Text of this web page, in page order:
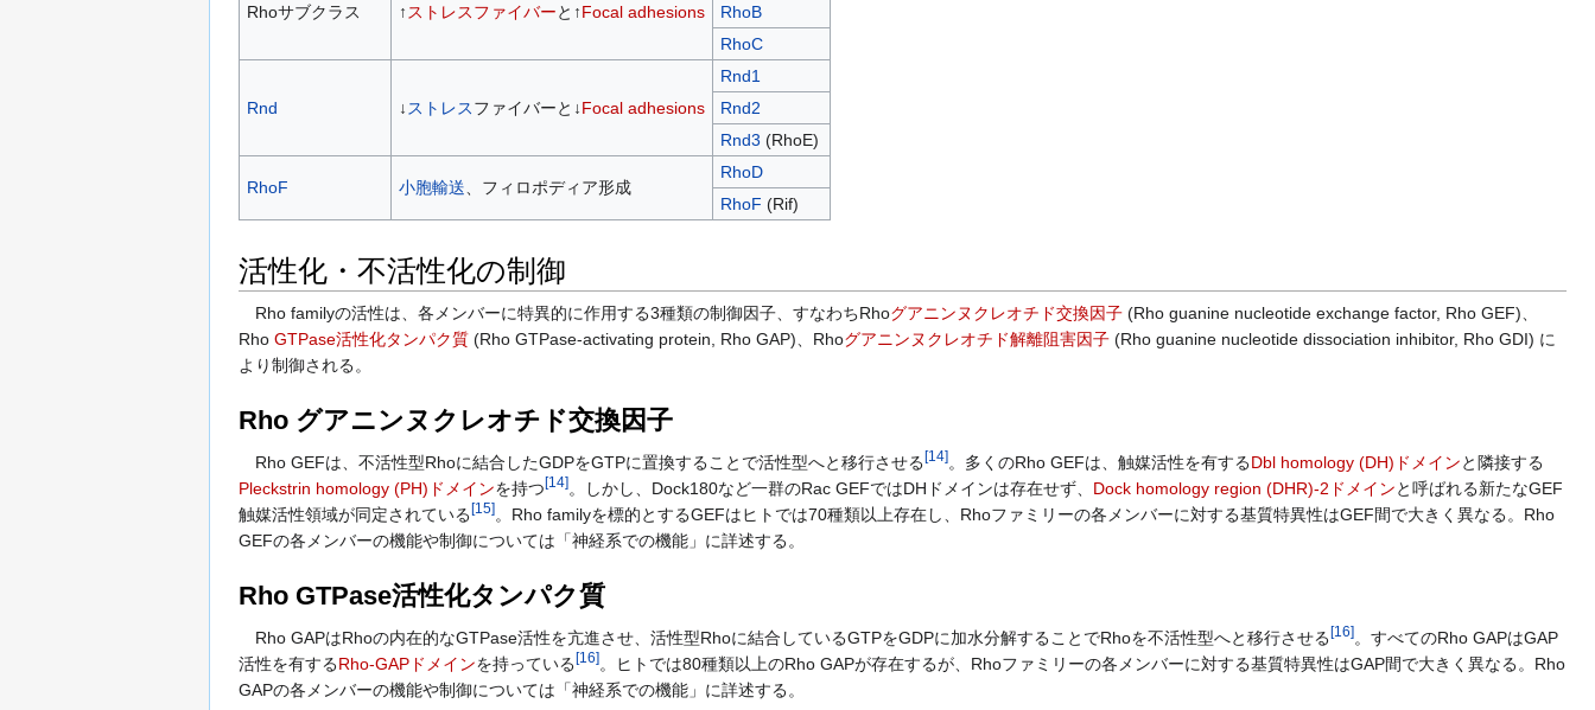
Rhoサブクラス ↑ ストレスファイバーと↑Focal adhesions
RhoB
RhoC
Rnd ↓ ストレスファイバーと↓Focal adhesions
Rnd1
Rnd2
Rnd3 (RhoE)
RhoF 小胞輸送 、フィロポディア形成
RhoD
RhoF (Rif)
活性化・不活性化の制御
Rho familyの活性は、各メンバーに特異的に作用する3種類の制御因子、すなわちRhoグアニンヌクレオチド交換因子 (Rho guanine nucleotide exchange factor, Rho GEF)、
Rho GTPase活性化タンパク質 (Rho GTPase-activating protein, Rho GAP)、Rhoグアニンヌクレオチド解離阻害因子 (Rho guanine nucleotide dissociation inhibitor, Rho GDI) に
より制御される。
Rho グアニンヌクレオチド交換因子
Rho GEFは、不活性型Rhoに結合したGDPをGTPに置換することで活性型へと移行させる [14]。多くのRho GEFは、触媒活性を有するDbl homology (DH)ドメインと隣接する
Pleckstrin homology (PH)ドメインを持つ[14]。しかし、Dock180など一群のRac GEFではDHドメインは存在せず、 Dock homology region (DHR)-2ドメインと呼ばれる新たなGEF
触媒活性領域が同定されている [15]。Rho familyを標的とするGEFはヒトでは70種類以上存在し、Rhoファミリーの各メンバーに対する基質特異性はGEF間で大きく異なる。Rho
GEFの各メンバーの機能や制御については「神経系での機能」に詳述する。
Rho GTPase活性化タンパク質
Rho GAPはRhoの内在的なGTPase活性を亢進させ、活性型Rhoに結合しているGTPをGDPに加水分解することでRhoを不活性型へと移行させる [16]。すべてのRho GAPはGAP
活性を有するRho-GAPドメインを持っている [16]。ヒトでは80種類以上のRho GAPが存在するが、Rhoファミリーの各メンバーに対する基質特異性はGAP間で大きく異なる。Rho
GAPの各メンバーの機能や制御については「神経系での機能」に詳述する。